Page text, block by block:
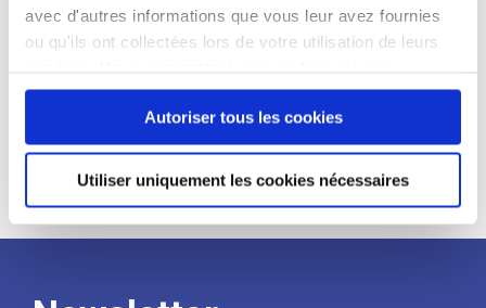
avec d'autres informations que vous leur avez fournies
ou qu'ils ont collectées lors de votre utilisation de leurs
continuez à utiliser notre site Web.
Autoriser tous les cookies
Utiliser uniquement les cookies nécessaires
Processus
de
recrutement